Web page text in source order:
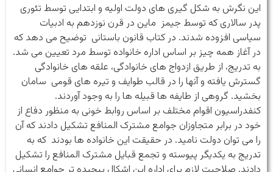
این نگرش به شکل گیری های دولت اولیه و ابتدایی توسط تئوری
پدر سالاری که توسط جیمز ماین در قرن نوزدهم به ادبیات
سیاسی افزوده شدند. در کتاب قانون باستانی توضیح می دهد که
در آغاز همه چیز بر اساس اداره خانواده توسط مرد تعیین می شد.
به تدریج، از طریق ازدواج های خانوادگی، علقه های خانوادگی
گسترش یافته و آنها را در قالب طوایف و تیره های قومی سامان
بخشید. گروهی از طایفه ها قبیله ها را به وجود آوردند.
کنفدراسیون اقوام مختلف بر اساس روابط خونی به منظور دفاع از
خود در برابر متجاوزان جوامع مشترک المنافع تشکیل دادند که آن
را می توان دولت نامید. در حقیقت این خانواده ها بودند که به
تدریج به یکدیگر پیوسته و تجمع قبایل مشترک المنافع را تشکیل